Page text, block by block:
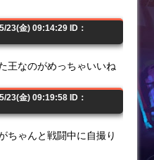
23(金) 09:14:29 ID：
王なのがめっちゃいいね
23(金) 09:19:58 ID：
ちゃんと戦闘中に自撮り